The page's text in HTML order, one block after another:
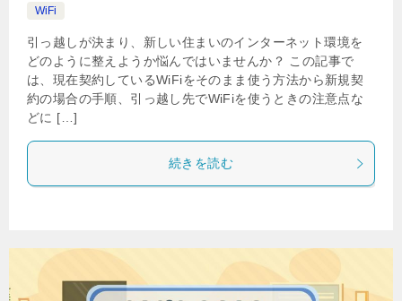
WiFi
引っ越しが決まり、新しい住まいのインターネット環境を
どのように整えようか悩んではいませんか？ この記事で
は、現在契約しているWiFiをそのまま使う方法から新規契
約の場合の手順、引っ越し先でWiFiを使うときの注意点な
どに […]
続きを読む